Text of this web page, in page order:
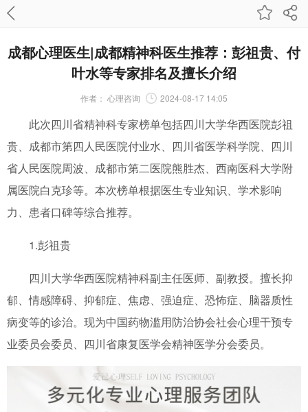
成都心理医生|成都精神科医生推荐：彭祖贵、付
叶水等专家排名及擅长介绍
作者： 心理咨询 2024-08-17 14:05
此次四川省精神科专家榜单包括四川大学华西医院彭祖
贵、成都市第四人民医院付业水、四川省医学科学院、四川
省人民医院周波、成都市第二医院熊胜杰、西南医科大学附
属医院白克珍等。本次榜单根据医生专业知识、学术影响
力、患者口碑等综合推荐。
1.彭祖贵
四川大学华西医院精神科副主任医师、副教授。擅长抑
郁、情感障碍、抑郁症、焦虑、强迫症、恐怖症、脑器质性
病变等的诊治。现为中国药物滥用防治协会社会心理干预专
业委员会委员、四川省康复医学会精神医学分会委员。